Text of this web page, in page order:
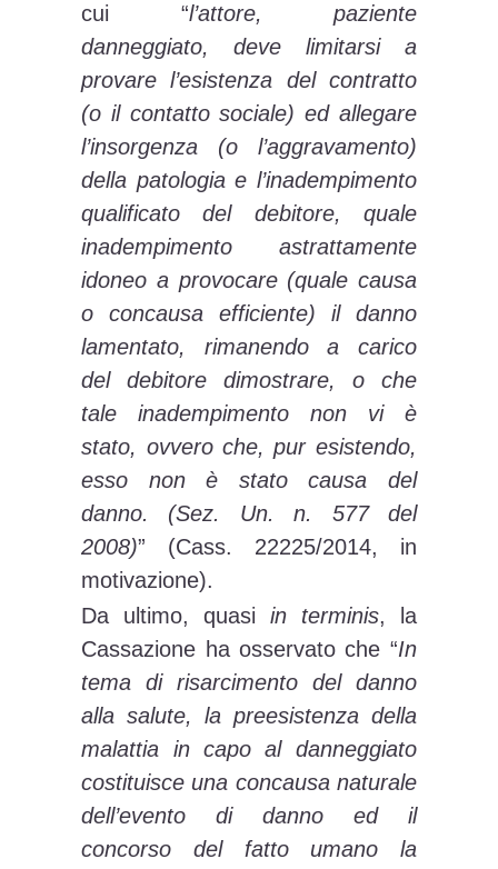
cui “l’attore, paziente
danneggiato, deve limitarsi a
provare l’esistenza del contratto
(o il contatto sociale) ed allegare
l’insorgenza (o l’aggravamento)
della patologia e l’inadempimento
qualificato del debitore, quale
inadempimento astrattamente
idoneo a provocare (quale causa
o concausa efficiente) il danno
lamentato, rimanendo a carico
del debitore dimostrare, o che
tale inadempimento non vi è
stato, ovvero che, pur esistendo,
esso non è stato causa del
danno. (Sez. Un. n. 577 del
2008)” (Cass. 22225/2014, in
motivazione).
Da ultimo, quasi in terminis, la
Cassazione ha osservato che “In
tema di risarcimento del danno
alla salute, la preesistenza della
malattia in capo al danneggiato
costituisce una concausa naturale
dell’evento di danno ed il
concorso del fatto umano la